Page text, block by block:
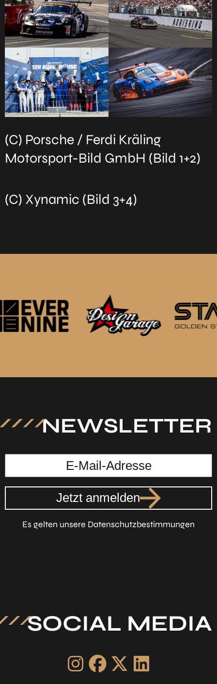
(C) Porsche / Ferdi Kräling
Motorsport-Bild GmbH (Bild 1+2)
(C) Xynamic (Bild 3+4)
NEWSLETTER
Jetzt anmelden
Es gelten unsere Datenschutzbestimmungen
SOCIAL MEDIA